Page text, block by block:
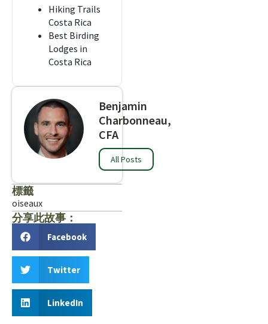
Hiking Trails
Costa Rica
Best Birding
Lodges in
Costa Rica
Benjamin
Charbonneau,
CFA
All Posts
標籤
oiseaux
分享此故事：
Facebook
Twitter
LinkedIn